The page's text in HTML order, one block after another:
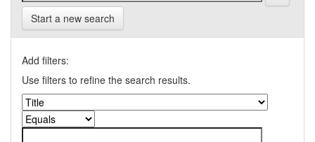
Start a new search
Add filters:
Use filters to refine the search results.